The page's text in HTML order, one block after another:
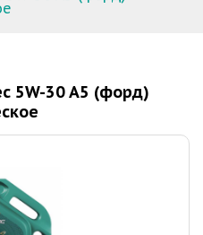
5W-30 A5 (форд)